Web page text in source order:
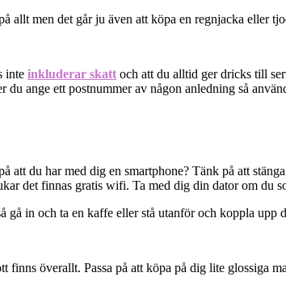
allt men det går ju även att köpa en regnjacka eller
inte inkluderar skatt och att du alltid ger dricks till
du ange ett postnummer av någon anledning så
att du har med dig en smartphone? Tänk på att
det finnas gratis wifi. Ta med dig din dator om du
gå in och ta en kaffe eller stå utanför och koppla
finns överallt. Passa på att köpa på dig lite glossiga